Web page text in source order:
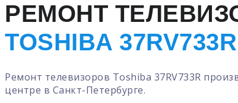
РЕМОНТ
TOSHIBA 37RV733R
Ремонт телевизоров Toshiba 37RV733R
центре в Санкт-Петербурге.